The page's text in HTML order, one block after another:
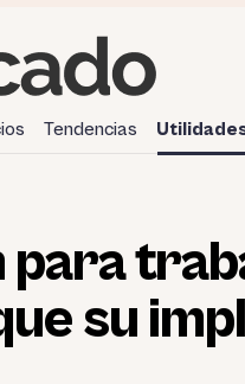
Tendencias
su